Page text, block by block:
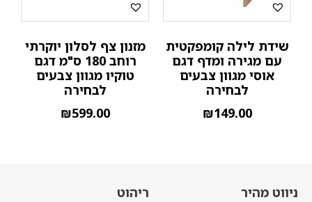
שידת לילה קומפקטית
עם מגירה ומדף דגם
אוסי מגוון צבעים
לבחירה
₪149.00
מזנון צף לסלון יוקרתי
רוחב 180 ס"מ דגם
טוקיו מגוון צבעים
לבחירה
₪599.00
ניווט מהיר ריהוט